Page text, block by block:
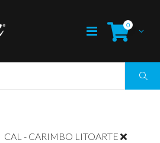
0
CAL - CARIMBO LITOARTE